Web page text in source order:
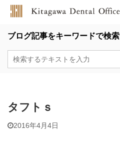
ブログ記事をキーワードで検索
タフトｓ
2016年4月4日